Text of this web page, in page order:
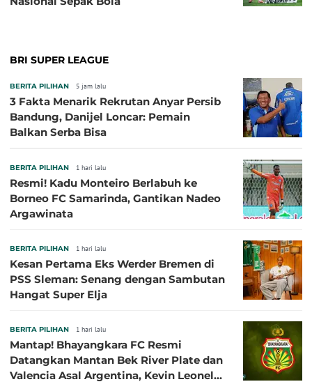
BRI SUPER LEAGUE
BERITA PILIHAN 5 jam lalu
3 Fakta Menarik Rekrutan Anyar Persib
Bandung, Danijel Loncar: Pemain
Balkan Serba Bisa
BERITA PILIHAN 1 hari lalu
Resmi! Kadu Monteiro Berlabuh ke
Borneo FC Samarinda, Gantikan Nadeo
Argawinata
BERITA PILIHAN 1 hari lalu
Kesan Pertama Eks Werder Bremen di
PSS Sleman: Senang dengan Sambutan
Hangat Super Elja
BERITA PILIHAN 1 hari lalu
Mantap! Bhayangkara FC Resmi
Datangkan Mantan Bek River Plate dan
Valencia Asal Argentina, Kevin Leonel